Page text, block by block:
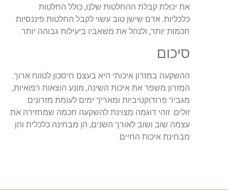
את יכולת קבלת ההחלטות שלנו, כולל החלטות
כלכליות. אדם שישן טוב עשוי לקבל החלטות פיננסיות
חכמות יותר, ולנהל את משאביו ביעילות גבוהה יותר.
סיכום
ההשקעה במזרון איכותי היא בעצם חיסכון לטווח ארוך.
המזרון משפר את איכות השינה, מונע הוצאות רפואיות,
מגביר פרודוקטיביות ומאריך ימים לעומת מזרונים
זולים. זוהי דוגמה מצוינת להשקעה חכמה שמחזירה את
עצמה שוב ושוב לאורך השנים, הן מבחינה כלכלית והן
מבחינת איכות החיים.